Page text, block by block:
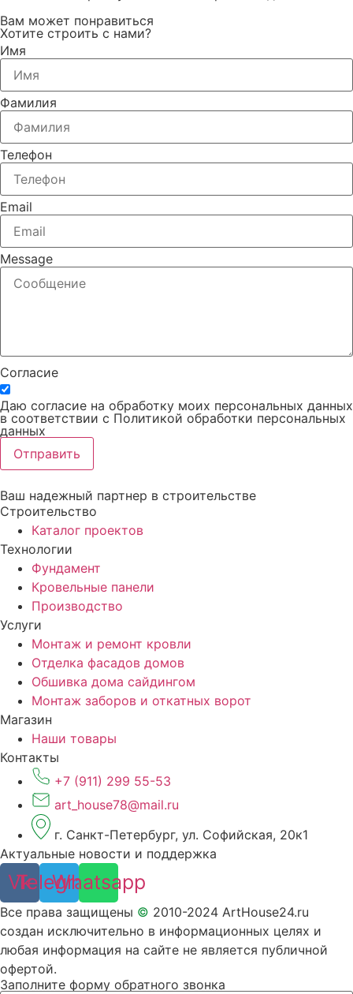
Вам может понравиться
Хотите строить с нами?
Имя
Фамилия
Телефон
Email
Message
Согласие
Даю согласие на обработку моих персональных данных
в соответствии с Политикой обработки персональных
данных
Отправить
Ваш надежный партнер в строительстве
Строительство
Каталог проектов
Технологии
Фундамент
Кровельные панели
Производство
Услуги
Монтаж и ремонт кровли
Отделка фасадов домов
Обшивка дома сайдингом
Монтаж заборов и откатных ворот
Магазин
Наши товары
Контакты
+7 (911) 299 55-53
art_house78@mail.ru
г. Санкт-Петербург, ул. Софийская, 20к1
Актуальные новости и поддержка
Vk
Telegram
Whatsapp
Все права защищены © 2010-2024 ArtHouse24.ru
создан исключительно в информационных целях и
любая информация на сайте не является публичной
офертой.
Заполните форму обратного звонка